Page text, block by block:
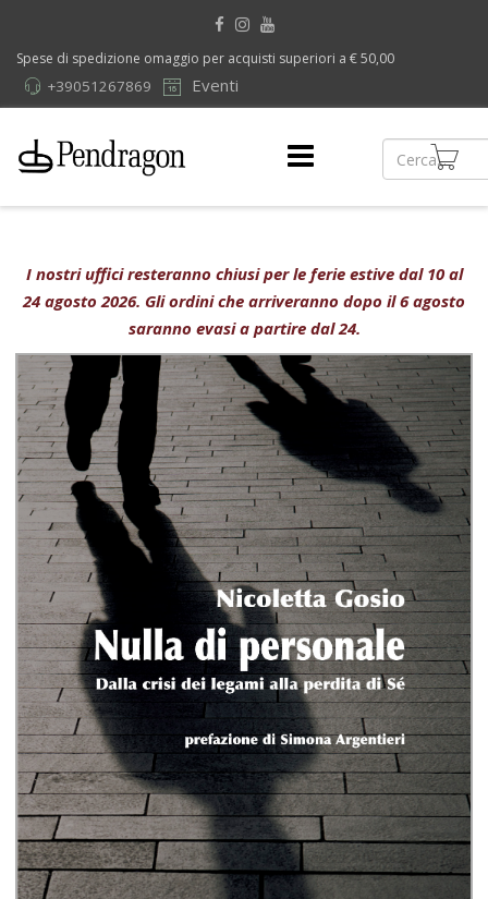
Spese di spedizione omaggio per acquisti superiori a € 50,00
Eventi
+39051267869
I nostri uffici resteranno chiusi per le ferie estive dal 10 al
24 agosto 2026. Gli ordini che arriveranno dopo il 6 agosto
saranno evasi a partire dal 24.